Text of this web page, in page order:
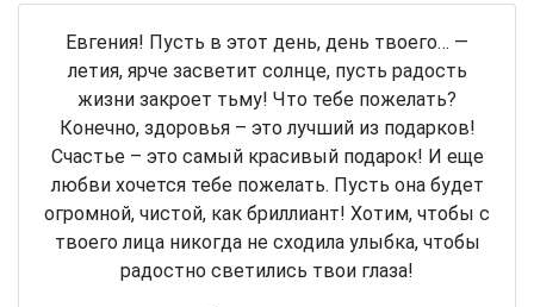
Евгения! Пусть в этот день, день твоего… —
летия, ярче засветит солнце, пусть радость
жизни закроет тьму! Что тебе пожелать?
Конечно, здоровья – это лучший из подарков!
Счастье – это самый красивый подарок! И еще
любви хочется тебе пожелать. Пусть она будет
огромной, чистой, как бриллиант! Хотим, чтобы с
твоего лица никогда не сходила улыбка, чтобы
радостно светились твои глаза!